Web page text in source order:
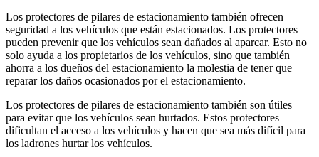
Los protectores de pilares de estacionamiento también ofrecen
seguridad a los vehículos que están estacionados. Los protectores
pueden prevenir que los vehículos sean dañados al aparcar. Esto no
solo ayuda a los propietarios de los vehículos, sino que también
ahorra a los dueños del estacionamiento la molestia de tener que
reparar los daños ocasionados por el estacionamiento.
Los protectores de pilares de estacionamiento también son útiles
para evitar que los vehículos sean hurtados. Estos protectores
dificultan el acceso a los vehículos y hacen que sea más difícil para
los ladrones hurtar los vehículos.